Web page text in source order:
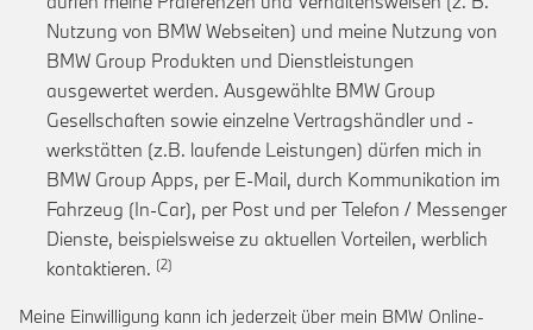
Nutzung von BMW Webseiten) und meine Nutzung von
BMW Group Produkten und Dienstleistungen
ausgewertet werden. Ausgewählte BMW Group
Gesellschaften sowie einzelne Vertragshändler und -
werkstätten (z.B. laufende Leistungen) dürfen mich in
BMW Group Apps, per E-Mail, durch Kommunikation im
Fahrzeug (In-Car), per Post und per Telefon / Messenger
Dienste, beispielsweise zu aktuellen Vorteilen, werblich
kontaktieren. Link zur Fußnote: Einwilligung zur
Meine Einwilligung kann ich jederzeit über mein BMW Online-